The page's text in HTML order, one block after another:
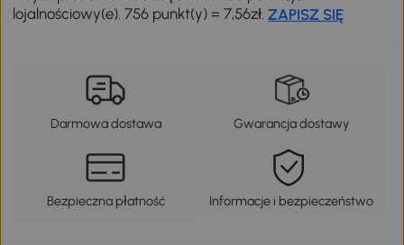
lojalnościowy(e). 756 punkt(y) = 7,56zł.ZAPISZ SIĘ
Darmowa dostawa Gwarancja dostawy
Bezpieczna płatność Informacje i bezpieczeństwo